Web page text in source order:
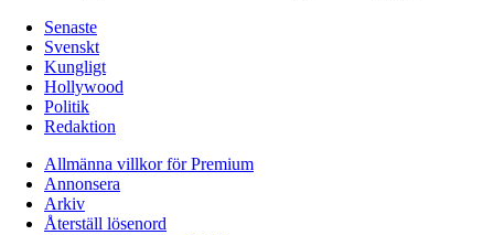
Senaste
Svenskt
Kungligt
Hollywood
Politik
Redaktion
Allmänna villkor för Premium
Annonsera
Arkiv
Återställ lösenord